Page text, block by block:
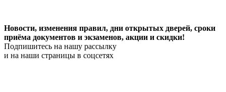
Новости, изменения правил, дни открытых дверей, сроки
приёма документов и экзаменов, акции и скидки!
Подпишитесь на нашу рассылку
и на наши страницы в соцсетях